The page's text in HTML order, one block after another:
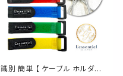
識別 簡単 【 ケーブル ホルダー